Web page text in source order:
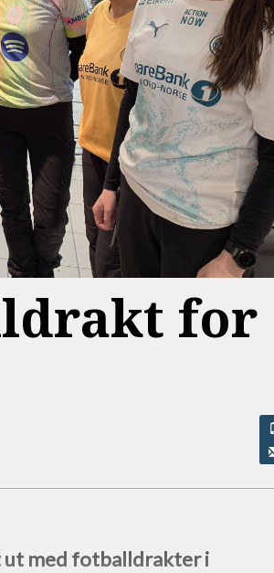
for
ut med fotballdrakter i